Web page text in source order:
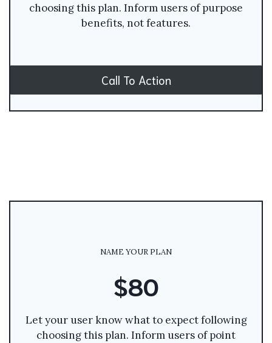
choosing this plan. Inform users of purpose
benefits, not features.
Call To Action
NAME YOUR PLAN
$80
Let your user know what to expect following
choosing this plan. Inform users of point